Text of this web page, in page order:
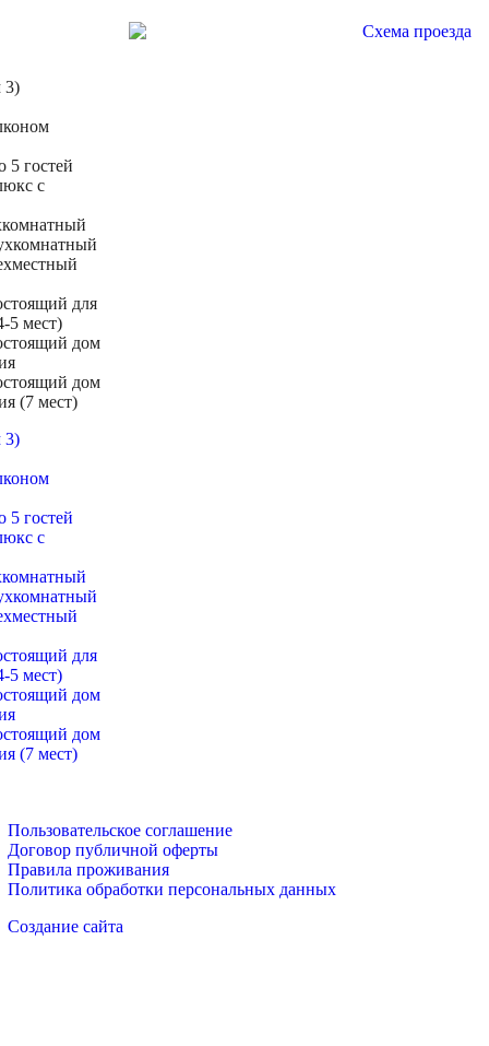
3)
гостей
с
для
5 мест)
дом
дом
(7 мест)
3)
гостей
с
для
5 мест)
дом
дом
(7 мест)
Пользовательское соглашение
Договор публичной оферты
Правила проживания
Политика обработки персональных данных
Создание сайта